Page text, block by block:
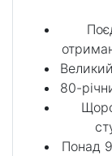
80-
Понад